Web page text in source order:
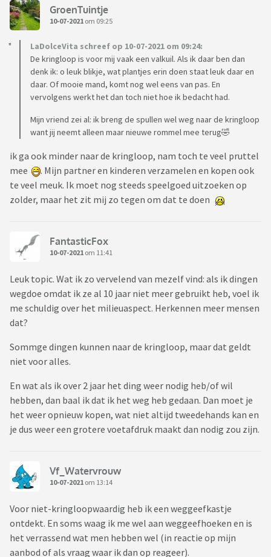
GroenTuintje
10-07-2021 om 09:25
LaDolceVita schreef op 10-07-2021 om 09:24:
De kringloop is voor mij vaak een valkuil. Als ik daar ben dan
denk ik: o leuk blikje, wat plantjes erin doen staat leuk daar en
daar. Of mooie mand, komt nog wel eens van pas. En
vervolgens werkt het dan toch niet hoe ik bedacht had.
Mijn vriend zei al: ik breng de spullen wel weg naar de kringloop
want jij neemt alleen maar nieuwe rommel mee terug🤣
ik ga ook minder naar de kringloop, nam toch te veel pruttel
mee
. Mijn partner en kinderen verzamelen en kopen ook
te veel meuk. Ik moet nog steeds speelgoed uitzoeken op
zolder, maar het zit mij zo tegen om dat te doen
FantasticFox
10-07-2021 om 11:41
Leuk topic. Wat ik zo vervelend van mezelf vind: als ik dingen
wegdoe omdat ik ze al 10 jaar niet meer gebruikt heb, voel ik
me schuldig over het milieuaspect. Herkennen meer mensen
dat?
Sommge dingen kunnen naar de kringloop, maar dat geldt
niet voor alles.
En wat als ik over 2 jaar het ding weer nodig heb/of wil
hebben, dan baal ik dat ik het weg heb gedaan. Dan moet je
het weer opnieuw kopen, wat niet altijd tweedehands kan en
je dus weer een grotere voetafdruk maakt dan nodig zou zijn.
Vf_Watervrouw
10-07-2021 om 13:14
Voor niet-kringloopwaardig heb ik een weggeefkastje
ontdekt. En soms waag ik me wel aan weggeefhoeken en is
het verrassend wat men hebben wel (in reactie op mijn
aanbod of als vraag waar ik dan op reageer).